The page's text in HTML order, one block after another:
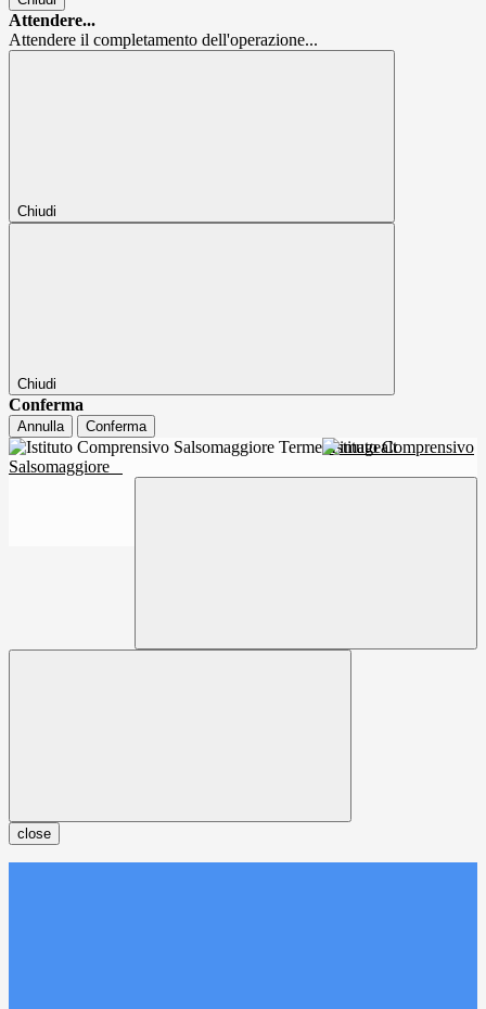
Attendere...
Attendere il completamento dell'operazione...
Chiudi
Chiudi
Conferma
Annulla Conferma
Istituto Comprensivo
Salsomaggiore
close